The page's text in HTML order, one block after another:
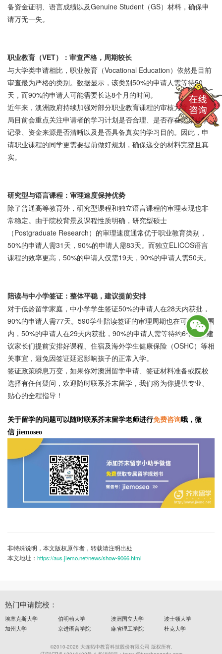
备资金证明、语言成绩以及Genuine Student（GS）材料，确保申
请万无一失。
职业教育（VET）：审查严格，周期较长
与大学类申请相比，职业教育（Vocational Education）依然是目前
审查最为严格的类别。数据显示，该类别50%的申请人需等待50
天，而90%的申请人可能需要长达8个月的时间。
近年来，澳洲政府持续加强对部分职业教育课程的审核力度。移民
局目前会重点关注申请者的学习计划是否合理、是否存在频繁转学
记录、资金来源是否清晰以及是否具备真实的学习目的。因此，申
请职业课程的同学更需要提前做好规划，确保递交的材料完整且真
实。
研究型与语言课程：审理速度保持优势
除了普通高等教育外，研究型课程和独立语言课程的审理表现也非
常稳定。由于院校背景及课程性质明确，研究型硕士
（Postgraduate Research）的审理速度通常优于职业教育类别，
50%的申请人需31天，90%的申请人需83天。而独立ELICOS语言
课程的效率更高，50%的申请人仅需19天，90%的申请人需50天。
陪读与中小学签证：整体平稳，建议提前安排
对于低龄留学家庭，中小学学生签证50%的申请人在28天内获批，
90%的申请人需77天。590学生陪读签证的审理周期也在可接受范围
内，50%的申请人在29天内获批，90%的申请人需等待约6个月。建
议家长们提前安排好课程、住宿及海外学生健康保险（OSHC）等相
关事宜，避免因签证延迟影响孩子的正常入学。
签证政策瞬息万变，如果你对澳洲留学申请、签证材料准备或院校
选择有任何疑问，欢迎随时联系芥末留学，我们将为你提供专业、
贴心的全程指导！
关于留学的问题可以随时联系芥末留学老师进行免费咨询哦，微
信 jiemoseo
非特殊说明，本文版权原作者，转载请注明出处
本文地址： https://aus.jiemo.net/news/show-9066.html
热门申请院校：
埃塞克斯大学 伯明翰大学 澳洲国立大学
波士顿大学
加州大学
京进语言学院 麻省理工学院 杜克大学
©2010-2026 大连拓中教育科技股份有限公司 版权所有.